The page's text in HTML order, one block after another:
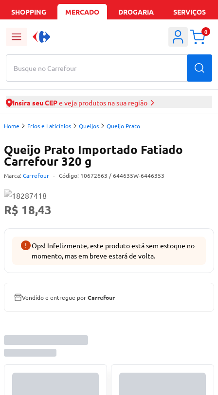
SHOPPING MERCADO DROGARIA SERVIÇOS
Busque no Carrefour
0
Insira seu CEPe veja produtos na sua região
Home Frios e Laticínios Queijos Queijo Prato
Queijo Prato Importado Fatiado
Carrefour 320 g
Marca: Carrefour - Código: 10672663 / 644635W-6446353
R$ 18,43
Ops! Infelizmente, este produto está sem estoque no
momento, mas em breve estará de volta.
Vendido e entregue porCarrefour